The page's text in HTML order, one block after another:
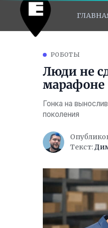
РОБОТЫ
Люди не
марафоне
Гонка на
поколения
Текст: